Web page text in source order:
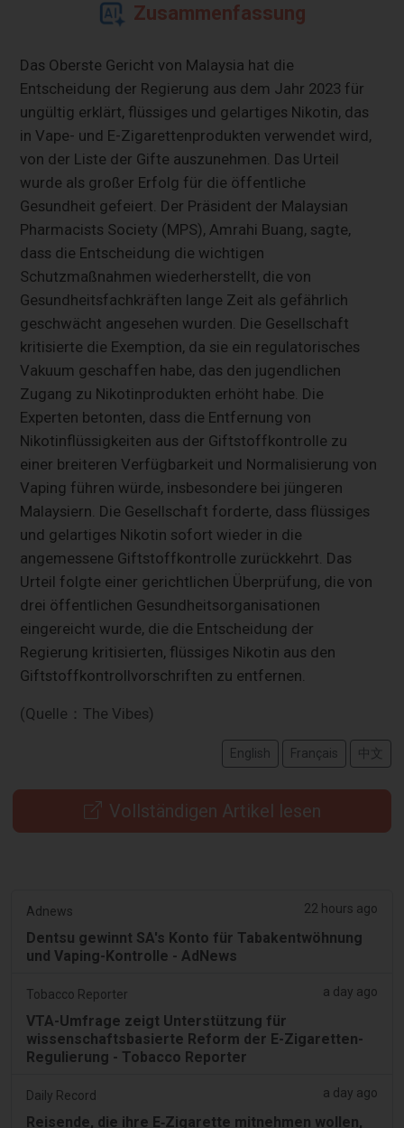
Zusammenfassung
Das Oberste Gericht von Malaysia hat die
Entscheidung der Regierung aus dem Jahr 2023 für
ungültig erklärt, flüssiges und gelartiges Nikotin, das
in Vape- und E-Zigarettenprodukten verwendet wird,
von der Liste der Gifte auszunehmen. Das Urteil
wurde als großer Erfolg für die öffentliche
Gesundheit gefeiert. Der Präsident der Malaysian
Pharmacists Society (MPS), Amrahi Buang, sagte,
dass die Entscheidung die wichtigen
Schutzmaßnahmen wiederherstellt, die von
Gesundheitsfachkräften lange Zeit als gefährlich
geschwächt angesehen wurden. Die Gesellschaft
kritisierte die Exemption, da sie ein regulatorisches
Vakuum geschaffen habe, das den jugendlichen
Zugang zu Nikotinprodukten erhöht habe. Die
Experten betonten, dass die Entfernung von
Nikotinflüssigkeiten aus der Giftstoffkontrolle zu
einer breiteren Verfügbarkeit und Normalisierung von
Vaping führen würde, insbesondere bei jüngeren
Malaysiern. Die Gesellschaft forderte, dass flüssiges
und gelartiges Nikotin sofort wieder in die
angemessene Giftstoffkontrolle zurückkehrt. Das
Urteil folgte einer gerichtlichen Überprüfung, die von
drei öffentlichen Gesundheitsorganisationen
eingereicht wurde, die die Entscheidung der
Regierung kritisierten, flüssiges Nikotin aus den
Giftstoffkontrollvorschriften zu entfernen.
(Quelle：The Vibes)
English Français 中文
Vollständigen Artikel lesen
Adnews 22 hours ago
Dentsu gewinnt SA's Konto für Tabakentwöhnung
und Vaping-Kontrolle - AdNews
Tobacco Reporter a day ago
VTA-Umfrage zeigt Unterstützung für
wissenschaftsbasierte Reform der E-Zigaretten-
Regulierung - Tobacco Reporter
Daily Record a day ago
Reisende, die ihre E‑Zigarette mitnehmen wollen,